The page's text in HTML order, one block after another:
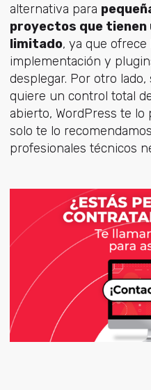
alternativa para
proyectos que tienen
limitado, ya que ofrece
implementación y
desplegar. Por otro
quiere un control total
abierto, WordPress te
solo te lo
profesionales técnicos